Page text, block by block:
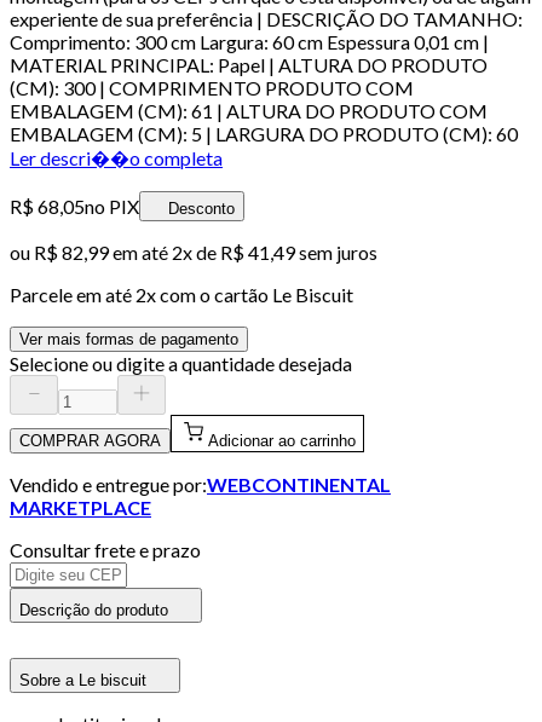
experiente de sua preferência | DESCRIÇÃO DO TAMANHO:
Comprimento: 300 cm Largura: 60 cm Espessura 0,01 cm |
MATERIAL PRINCIPAL: Papel | ALTURA DO PRODUTO
(CM): 300 | COMPRIMENTO PRODUTO COM
EMBALAGEM (CM): 61 | ALTURA DO PRODUTO COM
EMBALAGEM (CM): 5 | LARGURA DO PRODUTO (CM): 60
Ler descri��o completa
R$ 68,05no PIX Desconto
ou R$ 82,99em até 2x de R$ 41,49 sem juros
Parcele em até 2x com o cartão Le Biscuit
Ver mais formas de pagamento
Selecione ou digite a quantidade desejada
COMPRAR AGORA Adicionar ao carrinho
Vendido e entregue por:WEBCONTINENTAL
MARKETPLACE
Consultar frete e prazo
Descrição do produto
Sobre a Le biscuit